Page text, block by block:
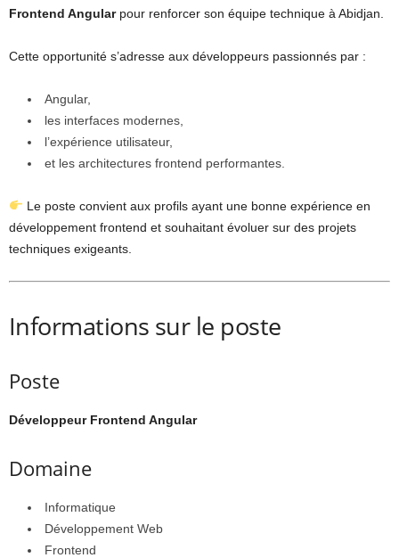
Frontend Angularpour renforcer son équipe technique à Abidjan.
Cette opportunité s’adresse aux développeurs passionnés par :
Angular,
les interfaces modernes,
l’expérience utilisateur,
et les architectures frontend performantes.
Le poste convient aux profils ayant une bonne expérience en
développement frontend et souhaitant évoluer sur des projets
techniques exigeants.
Informations sur le poste
Poste
Développeur Frontend Angular
Domaine
Informatique
Développement Web
Frontend